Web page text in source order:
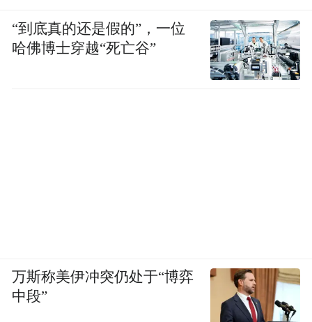
“到底真的还是假的”，一位
哈佛博士穿越“死亡谷”
万斯称美伊冲突仍处于“博弈
中段”